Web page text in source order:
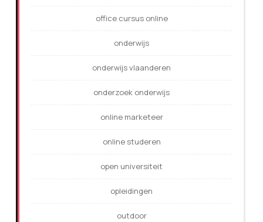
office cursus online
onderwijs
onderwijs vlaanderen
onderzoek onderwijs
online marketeer
online studeren
open universiteit
opleidingen
outdoor